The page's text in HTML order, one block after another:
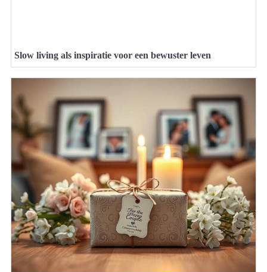
Slow living als inspiratie voor een bewuster leven